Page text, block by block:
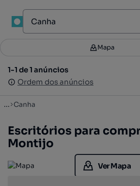
Filtros 3
1-1 de 1 anúncios
Ordem dos anúncios
Mapa
1-1 de 1 anúncios
Ordem dos anúncios
... Canha
Escritórios para
Montijo
Ver Mapa